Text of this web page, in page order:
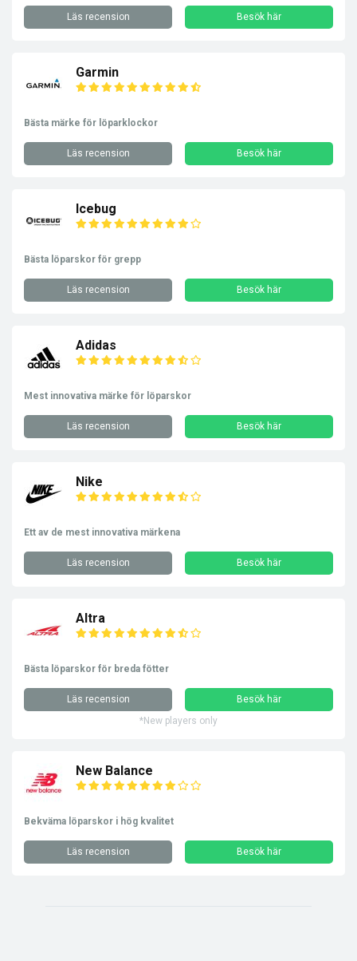
Läs recension Besök här
Garmin
Bästa märke för löparklockor
Läs recension Besök här
Icebug
Bästa löparskor för grepp
Läs recension Besök här
Adidas
Mest innovativa märke för löparskor
Läs recension Besök här
Nike
Ett av de mest innovativa märkena
Läs recension Besök här
Altra
Bästa löparskor för breda fötter
Läs recension
Besök här
*New players only
New Balance
Bekväma löparskor i hög kvalitet
Läs recension Besök här